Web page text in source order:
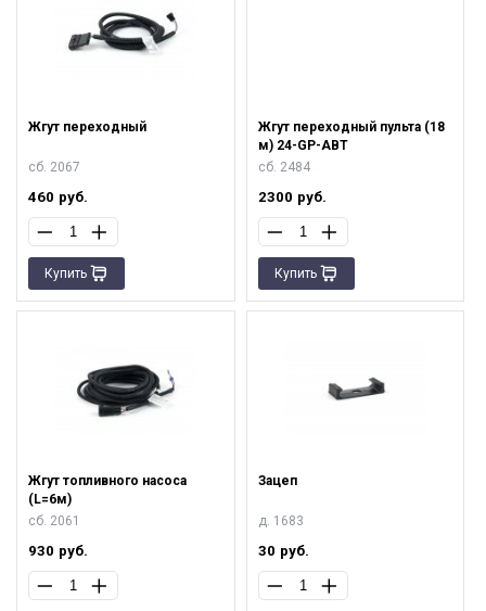
Жгут переходный
сб. 2067
460 руб.
Купить
Жгут переходный пульта (18
м) 24-GP-АВТ
сб. 2484
2300 руб.
Купить
Жгут топливного насоса
(L=6м)
сб. 2061
930 руб.
Зацеп
д. 1683
30 руб.